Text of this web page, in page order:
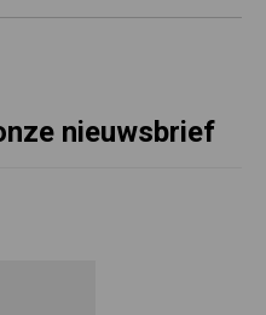
nieuwsbrief